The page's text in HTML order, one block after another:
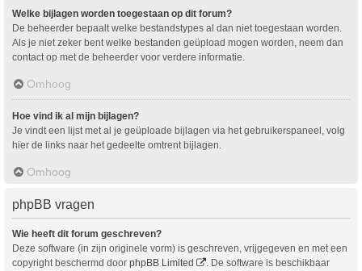
Welke bijlagen worden toegestaan op dit forum?
De beheerder bepaalt welke bestandstypes al dan niet toegestaan worden.
Als je niet zeker bent welke bestanden geüpload mogen worden, neem dan
contact op met de beheerder voor verdere informatie.
Omhoog
Hoe vind ik al mijn bijlagen?
Je vindt een lijst met al je geüploade bijlagen via het gebruikerspaneel, volg
hier de links naar het gedeelte omtrent bijlagen.
Omhoog
phpBB vragen
Wie heeft dit forum geschreven?
Deze software (in zijn originele vorm) is geschreven, vrijgegeven en met een
copyright beschermd door phpBB Limited
. De software is beschikbaar